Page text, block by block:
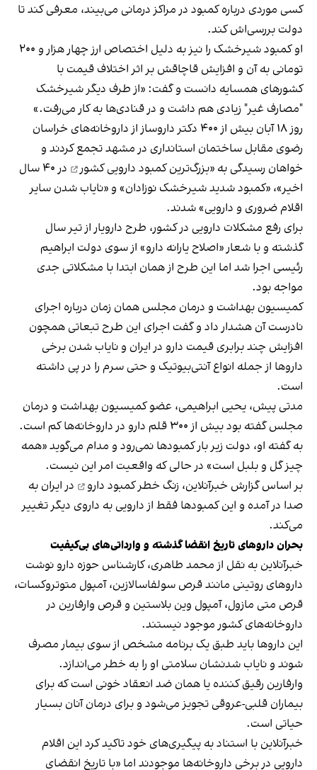
کسی موردی درباره کمبود در مراکز درمانی می‌بیند، معرفی کند تا
دولت بررسی‌اش کند.
او کمبود شیرخشک را نیز به دلیل اختصاص ارز چهار هزار و ۲۰۰
تومانی به آن و افزایش قاچاقش بر اثر اختلاف قیمت با
کشورهای همسایه دانست و گفت: «از طرف دیگر شیرخشک
"مصارف غیر" زیادی هم داشت و در قنادی‌ها به کار می‌رفت.»
روز ۱۸ آبان بیش از ۴۰۰ دکتر داروساز از داروخانه‌های خراسان
رضوی مقابل ساختمان استانداری در مشهد تجمع کردند و
خواهان رسیدگی به «بزرگ‌ترین کمبود دارویی کشور
در ۴۰ سال
اخیر»، «کمبود شدید شیرخشک نوزادان» و «نایاب شدن سایر
اقلام ضروری و دارویی» شدند.
برای رفع مشکلات دارویی در کشور، طرح دارویار از تیر سال
گذشته و با شعار «اصلاح یارانه دارو» از سوی دولت ابراهیم
رئیسی اجرا شد اما این طرح از همان ابتدا با مشکلاتی جدی
مواجه بود.
کمیسیون بهداشت و درمان مجلس همان زمان درباره اجرای
نادرست آن هشدار داد و گفت اجرای این طرح تبعاتی همچون
افزایش چند برابری قیمت دارو در ایران و نایاب شدن برخی
داروها از جمله انواع آنتی‌بیوتیک و حتی سرم را در پی داشته
است.
مدتی پیش، یحیی ابراهیمی، عضو کمیسیون بهداشت و درمان
مجلس گفته بود بیش از ۳۰۰ قلم دارو در داروخانه‌ها کم است.
به گفته او، دولت زیر بار کمبودها نمی‌رود و مدام می‌گوید «همه
چیز گل و بلبل است» در حالی‌ که واقعیت امر این نیست.
بر اساس گزارش خبر‌آنلاین، زنگ خطر کمبود دارو
در ایران به
صدا در آمده و این کمبودها فقط از دارویی به داروی دیگر تغییر
می‌کند.
بحران داروهای تاریخ انقضا گذشته و وارداتی‌های بی‌کیفیت
خبرآنلاین به نقل از محمد طاهری، کارشناس حوزه دارو نوشت
داروهای روتینی مانند قرص سولفاسالازین، آمپول متوتروکسات،
قرص متی مازول، آمپول وین بلاستین و قرص وارفارین در
داروخانه‌های کشور موجود نیستند.
این داروها باید طبق یک برنامه مشخص از سوی بیمار مصرف
شوند و نایاب شدنشان سلامتی او را به خطر می‌اندازد.
وارفارین رقیق‌ کننده یا همان ضد انعقاد خونی است که برای
بیماران قلبی-عروقی تجویز می‌شود و برای درمان آنان بسیار
حیاتی است.
خبرآنلاین با استناد به پیگیری‌های خود تاکید کرد این اقلام
دارویی در برخی داروخانه‌ها موجودند اما «با تاریخ انقضای